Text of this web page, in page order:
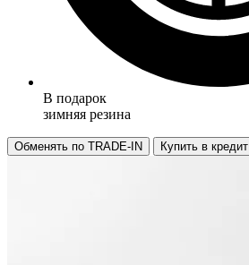
В подарок
зимняя резина
Обменять по TRADE-IN Купить в кредит